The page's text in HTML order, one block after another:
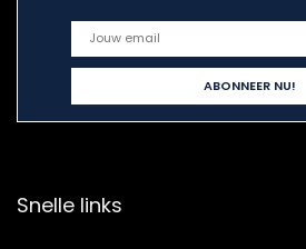
Snelle links